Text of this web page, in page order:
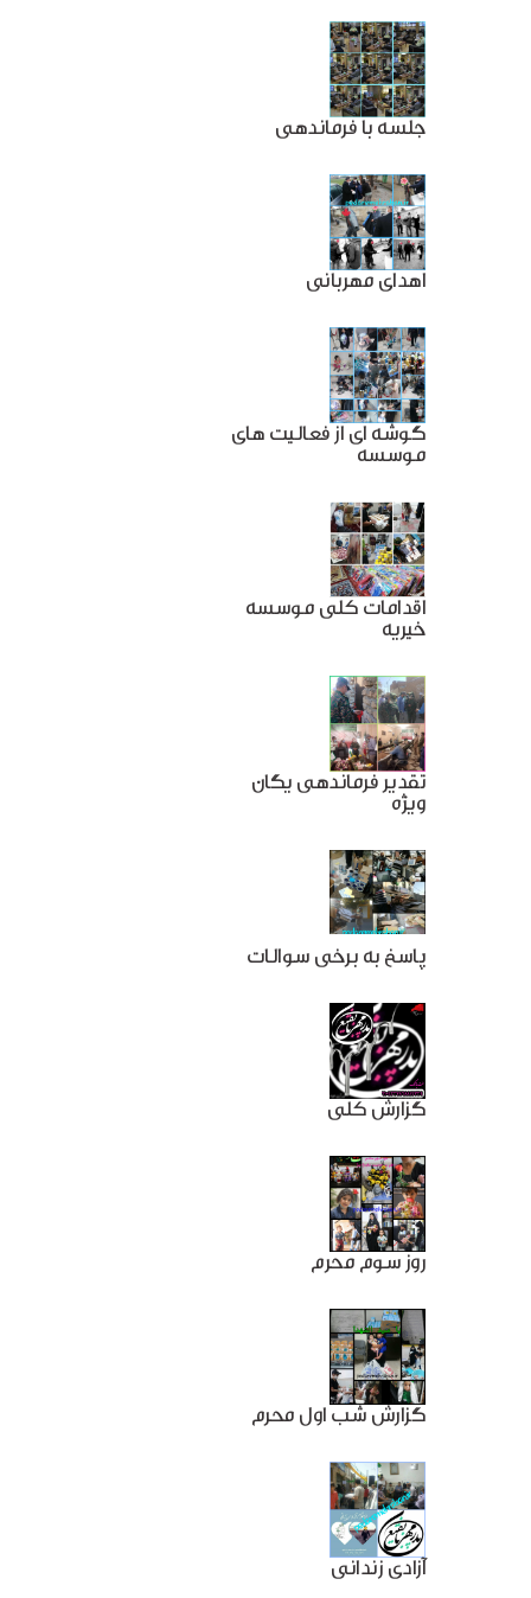
جلسه با فرماندهی
اهدای مهربانی
گوشه ای از فعالیت های
موسسه
اقدامات کلی موسسه
خیریه
تقدیر فرماندهی یگان
ویژه
پاسخ به برخی سوالات
گزارش کلی
روز سوم محرم
گزارش شب اول محرم
آزادی زندانی